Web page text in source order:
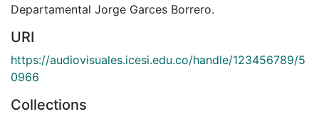
Departamental Jorge Garces Borrero.
URI
https://audiovisuales.icesi.edu.co/handle/123456789/5
0966
Collections